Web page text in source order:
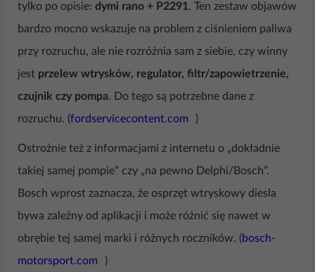
tylko po opisie: dymi rano + P2291. Ten zestaw objawów
bardzo mocno wskazuje na problem z ciśnieniem paliwa
przy rozruchu, ale nie rozróżnia sam z siebie, czy winny
jest przelew wtrysków, regulator, filtr/zapowietrzenie,
czujnik czy pompa. Do tego są potrzebne dane z
rozruchu. (fordservicecontent.com )
Ostrożnie też z informacjami z internetu o „dokładnie
takiej samej pompie” czy „na pewno Delphi/Bosch”.
Bosch wprost zaznacza, że osprzęt wtryskowy diesla
bywa zależny od aplikacji i może różnić się nawet w
obrębie tej samej marki i różnych roczników. (bosch-
motorsport.com
)